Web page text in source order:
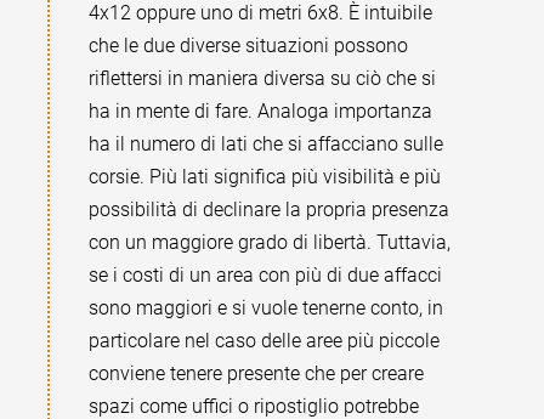
4x12 oppure uno di metri 6x8. È intuibile
che le due diverse situazioni possono
riflettersi in maniera diversa su ciò che si
ha in mente di fare. Analoga importanza
ha il numero di lati che si affacciano sulle
corsie. Più lati significa più visibilità e più
possibilità di declinare la propria presenza
con un maggiore grado di libertà. Tuttavia,
se i costi di un area con più di due affacci
sono maggiori e si vuole tenerne conto, in
particolare nel caso delle aree più piccole
conviene tenere presente che per creare
spazi come uffici o ripostiglio potrebbe